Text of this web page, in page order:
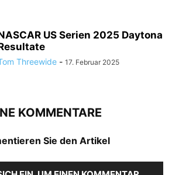
US Serien 2025 Daytona
Threewide - 17. Februar 2025
KOMMENTARE
Sie den Artikel